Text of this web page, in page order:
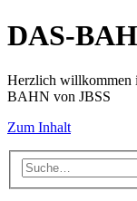
DAS-
Herzlich willkommen
BAHN von JBSS
Zum Inhalt